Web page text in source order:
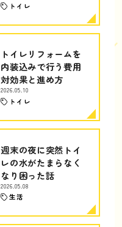
トイレ
トイレリフォームを
内装込みで行う費用
対効果と進め方
2026.05.10
トイレ
週末の夜に突然トイ
レの水がたまらなく
なり困った話
2026.05.08
生活